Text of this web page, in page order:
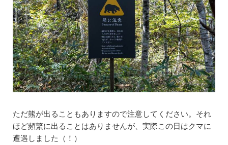
ただ熊が出ることもありますので注意してください。それ
ほど頻繁に出ることはありませんが、実際この日はクマに
遭遇しました（！）